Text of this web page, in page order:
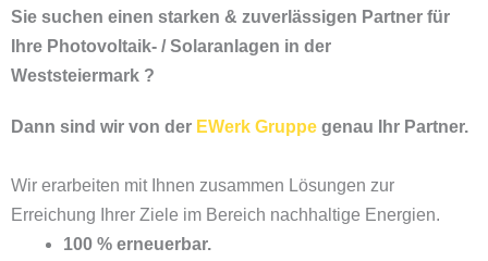
Sie suchen einen starken & zuverlässigen Partner für
Ihre Photovoltaik- / Solaranlagen in der
Weststeiermark ?
Dann sind wir von der EWerk Gruppe genau Ihr Partner.
Wir erarbeiten mit Ihnen zusammen Lösungen zur
Erreichung Ihrer Ziele im Bereich nachhaltige Energien.
100 % erneuerbar.